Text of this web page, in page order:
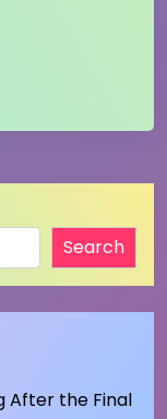
Search
After the Final